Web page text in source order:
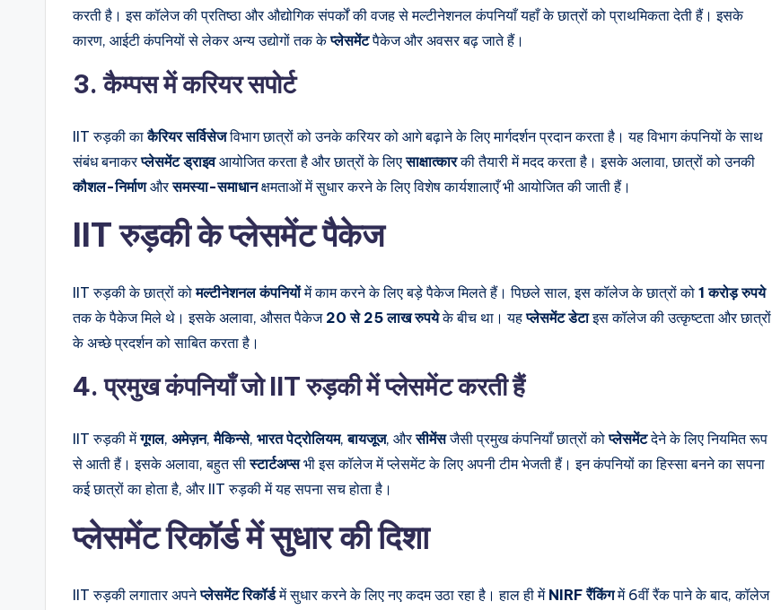
करती है। इस कॉलेज की प्रतिष्ठा और औद्योगिक संपर्कों की वजह से मल्टीनेशनल कंपनियाँ यहाँ के छात्रों को प्राथमिकता देती हैं। इसके
कारण, आईटी कंपनियों से लेकर अन्य उद्योगों तक केप्लेसमेंटपैकेज और अवसर बढ़ जाते हैं।
3. कैम्पस में करियर सपोर्ट
IIT रुड़की काकैरियर सर्विसेजविभाग छात्रों को उनके करियर को आगे बढ़ाने के लिए मार्गदर्शन प्रदान करता है। यह विभाग कंपनियों के साथ
संबंध बनाकरप्लेसमेंट ड्राइवआयोजित करता है और छात्रों के लिएसाक्षात्कारकी तैयारी में मदद करता है। इसके अलावा, छात्रों को उनकी
कौशल-निर्माणऔरसमस्या-समाधानक्षमताओं में सुधार करने के लिए विशेष कार्यशालाएँ भी आयोजित की जाती हैं।
IIT रुड़की के प्लेसमेंट पैकेज
IIT रुड़की के छात्रों कोमल्टीनेशनल कंपनियोंमें काम करने के लिए बड़े पैकेज मिलते हैं। पिछले साल, इस कॉलेज के छात्रों को 1 करोड़ रुपये
तक के पैकेज मिले थे। इसके अलावा, औसत पैकेज 20 से 25 लाख रुपयेके बीच था। यहप्लेसमेंट डेटाइस कॉलेज की उत्कृष्टता और छात्रों
के अच्छे प्रदर्शन को साबित करता है।
4. प्रमुख कंपनियाँ जो IIT रुड़की में प्लेसमेंट करती हैं
IIT रुड़की मेंगूगल, अमेज़न,मैकिन्से, भारत पेट्रोलियम,बायजूज, औरसीमेंसजैसी प्रमुख कंपनियाँ छात्रों कोप्लेसमेंटदेने के लिए नियमित रूप
से आती हैं। इसके अलावा, बहुत सीस्टार्टअप्सभी इस कॉलेज में प्लेसमेंट के लिए अपनी टीम भेजती हैं। इन कंपनियों का हिस्सा बनने का सपना
कई छात्रों का होता है, और IIT रुड़की में यह सपना सच होता है।
प्लेसमेंट रिकॉर्ड में सुधार की दिशा
IIT रुड़की लगातार अपनेप्लेसमेंट रिकॉर्डमें सुधार करने के लिए नए कदम उठा रहा है। हाल ही में NIRF रैंकिंगमें 6वीं रैंक पाने के बाद, कॉलेज